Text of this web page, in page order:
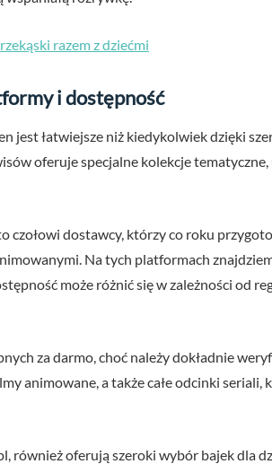
razem z dziećmi
i dostępność
jest łatwiejsze niż kiedykolwiek dzięki
oferuje specjalne kolekcje tematyczne,
czołowi dostawcy, którzy co roku
Na tych platformach
może różnić się w zależności od
za darmo, choć należy dokładnie
animowane, a także całe odcinki seriali,
również oferują szeroki wybór bajek dla